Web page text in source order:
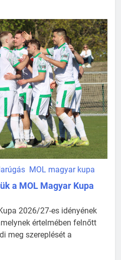
MOL magyar kupa
a MOL Magyar Kupa
2026/27-es idényének
értelmében felnőtt
meg szereplését a